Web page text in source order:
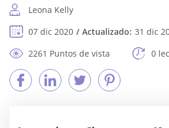
Leona Kelly
07 dic 2020
Actualizado: 31 dic
2261 Puntos de vista
0